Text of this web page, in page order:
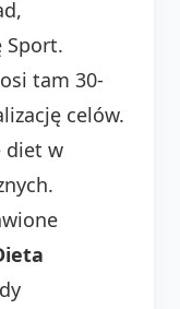
Sport.
tam 30-
celów.
diet w